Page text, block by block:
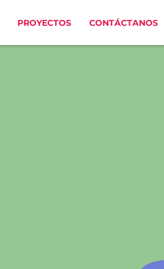
PROYECTOS CONTÁCTANOS